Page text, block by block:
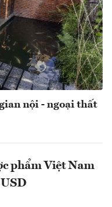
nội - ngoại thất
phẩm Việt Nam